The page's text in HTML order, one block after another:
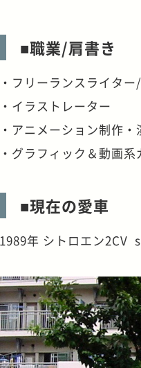
■職業/肩書き
・フリーランスライタ
・イラストレーター
・アニメーション制作・
・グラフィック＆動画
■現在の愛車
1989年 シトロエン2CV